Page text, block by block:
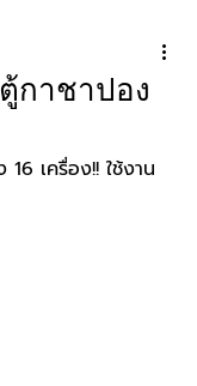
กาชาปอง
เครื่อง!! ใช้งาน